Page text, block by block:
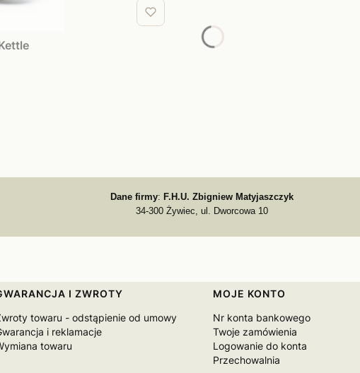
Dane firmy: F.H.U. Zbigniew Matyjaszczyk
34-300 Żywiec, ul. Dworcowa 10
I ZWROTY
towaru - odstąpienie od umowy
i reklamacje
towaru
MOJE KONTO
Nr konta bankowego
Twoje zamówienia
Logowanie do konta
Przechowalnia